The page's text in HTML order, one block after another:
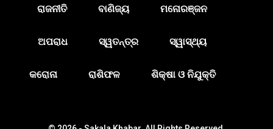
ରାଜନୀତି ବାଣିଜ୍ୟ ମନୋରଞ୍ଜନ
ଅପରାଧ ସ୍ୱତନ୍ତ୍ର ସ୍ୱାସ୍ଥ୍ୟ
କରୋନା ରାଶିଫଳ ଶିକ୍ଷା ଓ ନିଯୁକ୍ତି